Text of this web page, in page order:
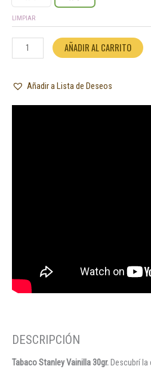
LIMPIAR
30gr.
cantidad
AÑADIR AL CARRITO
Añadir a Lista de Deseos
Tabaco Stanley Vainilla 30gr. Descubrí